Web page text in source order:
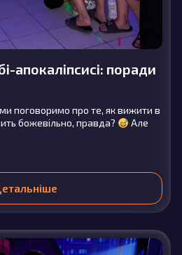
апокаліпсисі: поради
поговоримо про те, як вижити в
божевільно, правда?
Але